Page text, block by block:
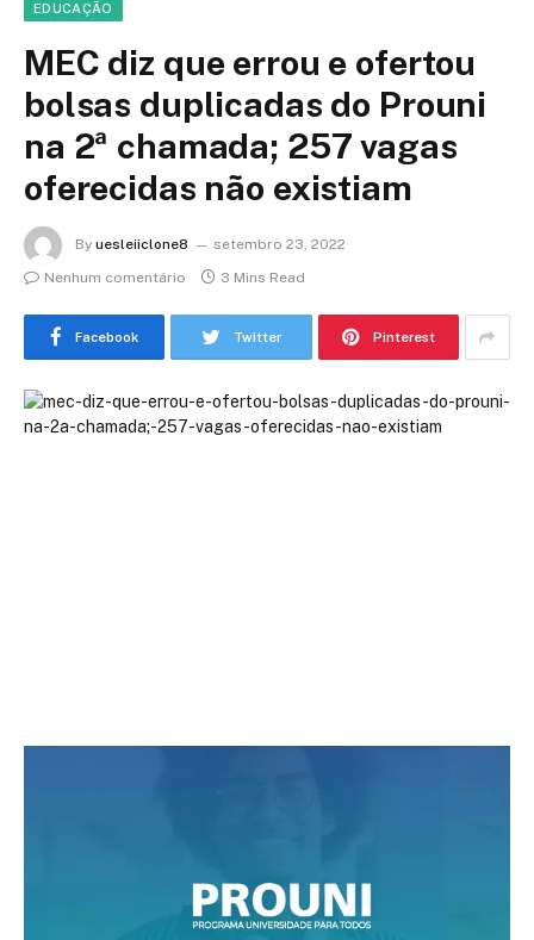
EDUCAÇÃO
MEC diz que errou e ofertou
bolsas duplicadas do Prouni
na 2ª chamada; 257 vagas
oferecidas não existiam
By uesleiiclone8
setembro 23, 2022
Nenhum comentário
3 Mins Read
Facebook Twitter Pinterest